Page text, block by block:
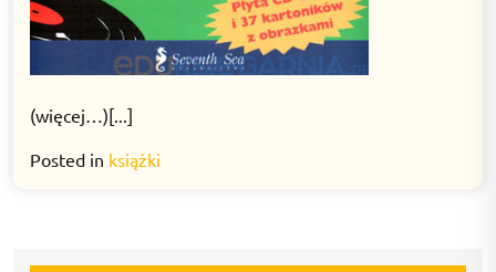
(więcej…)[...]
Posted in książki